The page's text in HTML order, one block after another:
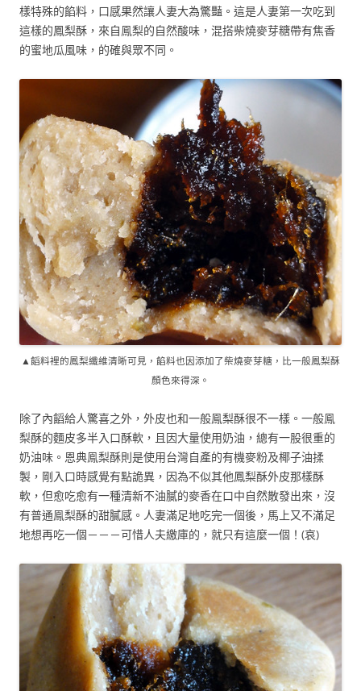
樣特殊的餡料，口感果然讓人妻大為驚豔。這是人妻第一次吃到
這樣的鳳梨酥，來自鳯梨的自然酸味，混搭柴燒麥芽糖帶有焦香
的蜜地瓜風味，的確與眾不同。
▲饀料裡的鳳梨纖維清晰可見，餡料也因添加了柴燒麥芽糖，比一般鳳梨酥
顏色來得深。
除了內饀給人驚喜之外，外皮也和一般鳯梨酥很不一樣。一般鳯
梨酥的麵皮多半入口酥軟，且因大量使用奶油，總有一股很重的
奶油味。恩典鳯梨酥則是使用台灣自產的有機麥粉及椰子油揉
製，剛入口時感覺有點詭異，因為不似其他鳳梨酥外皮那樣酥
軟，但愈吃愈有一種清新不油膩的麥香在口中自然散發出來，沒
有普通鳯梨酥的甜膩感。人妻滿足地吃完一個後，馬上又不滿足
地想再吃一個－－－可惜人夫繳庫的，就只有這麼一個！(哀)